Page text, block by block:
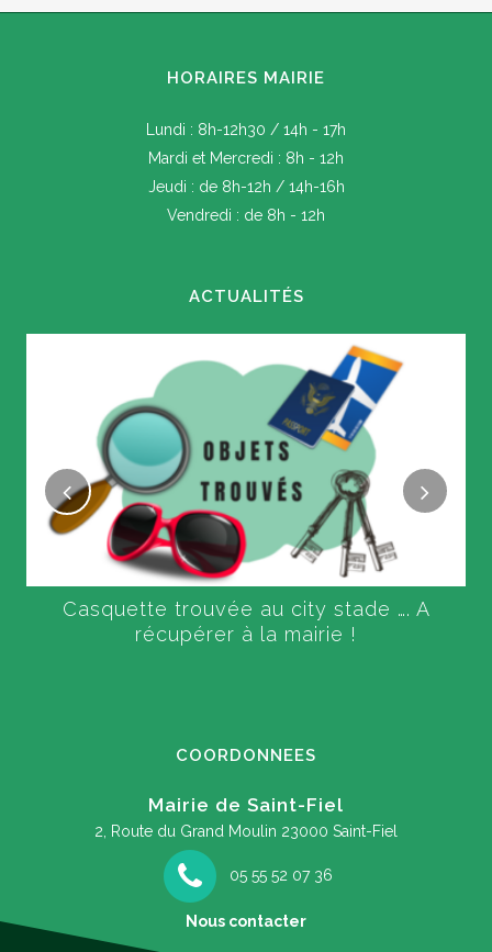
HORAIRES MAIRIE
Lundi : 8h-12h30 / 14h - 17h
Mardi et Mercredi : 8h - 12h
Jeudi : de 8h-12h / 14h-16h
Vendredi : de 8h - 12h
ACTUALITÉS
Casquette trouvée au city stade …. A
récupérer à la mairie !
COORDONNEES
Mairie de Saint-Fiel
2, Route du Grand Moulin 23000 Saint-Fiel
05 55 52 07 36
Nous contacter